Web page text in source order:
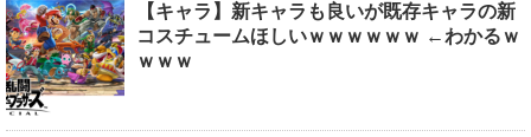
【キャラ】新キャラも良いが既存キャラの新
コスチュームほしいｗｗｗｗｗｗ ←わかるｗ
ｗｗｗ